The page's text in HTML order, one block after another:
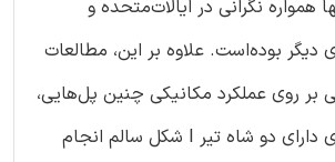
همواره نگرانی در ایالات‌متحده و
دیگر بوده‌است. علاوه بر این، مطالعات
بر روی عملکرد مکانیکی چنین پل‌هایی،
به ویژه برای پل‌های دارای دو شاه تیر I شکل سالم انجام